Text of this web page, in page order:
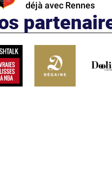
déjà avec Rennes